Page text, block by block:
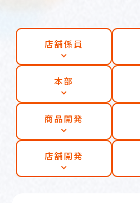
店舗係員
本部
商品開発
店舗開発